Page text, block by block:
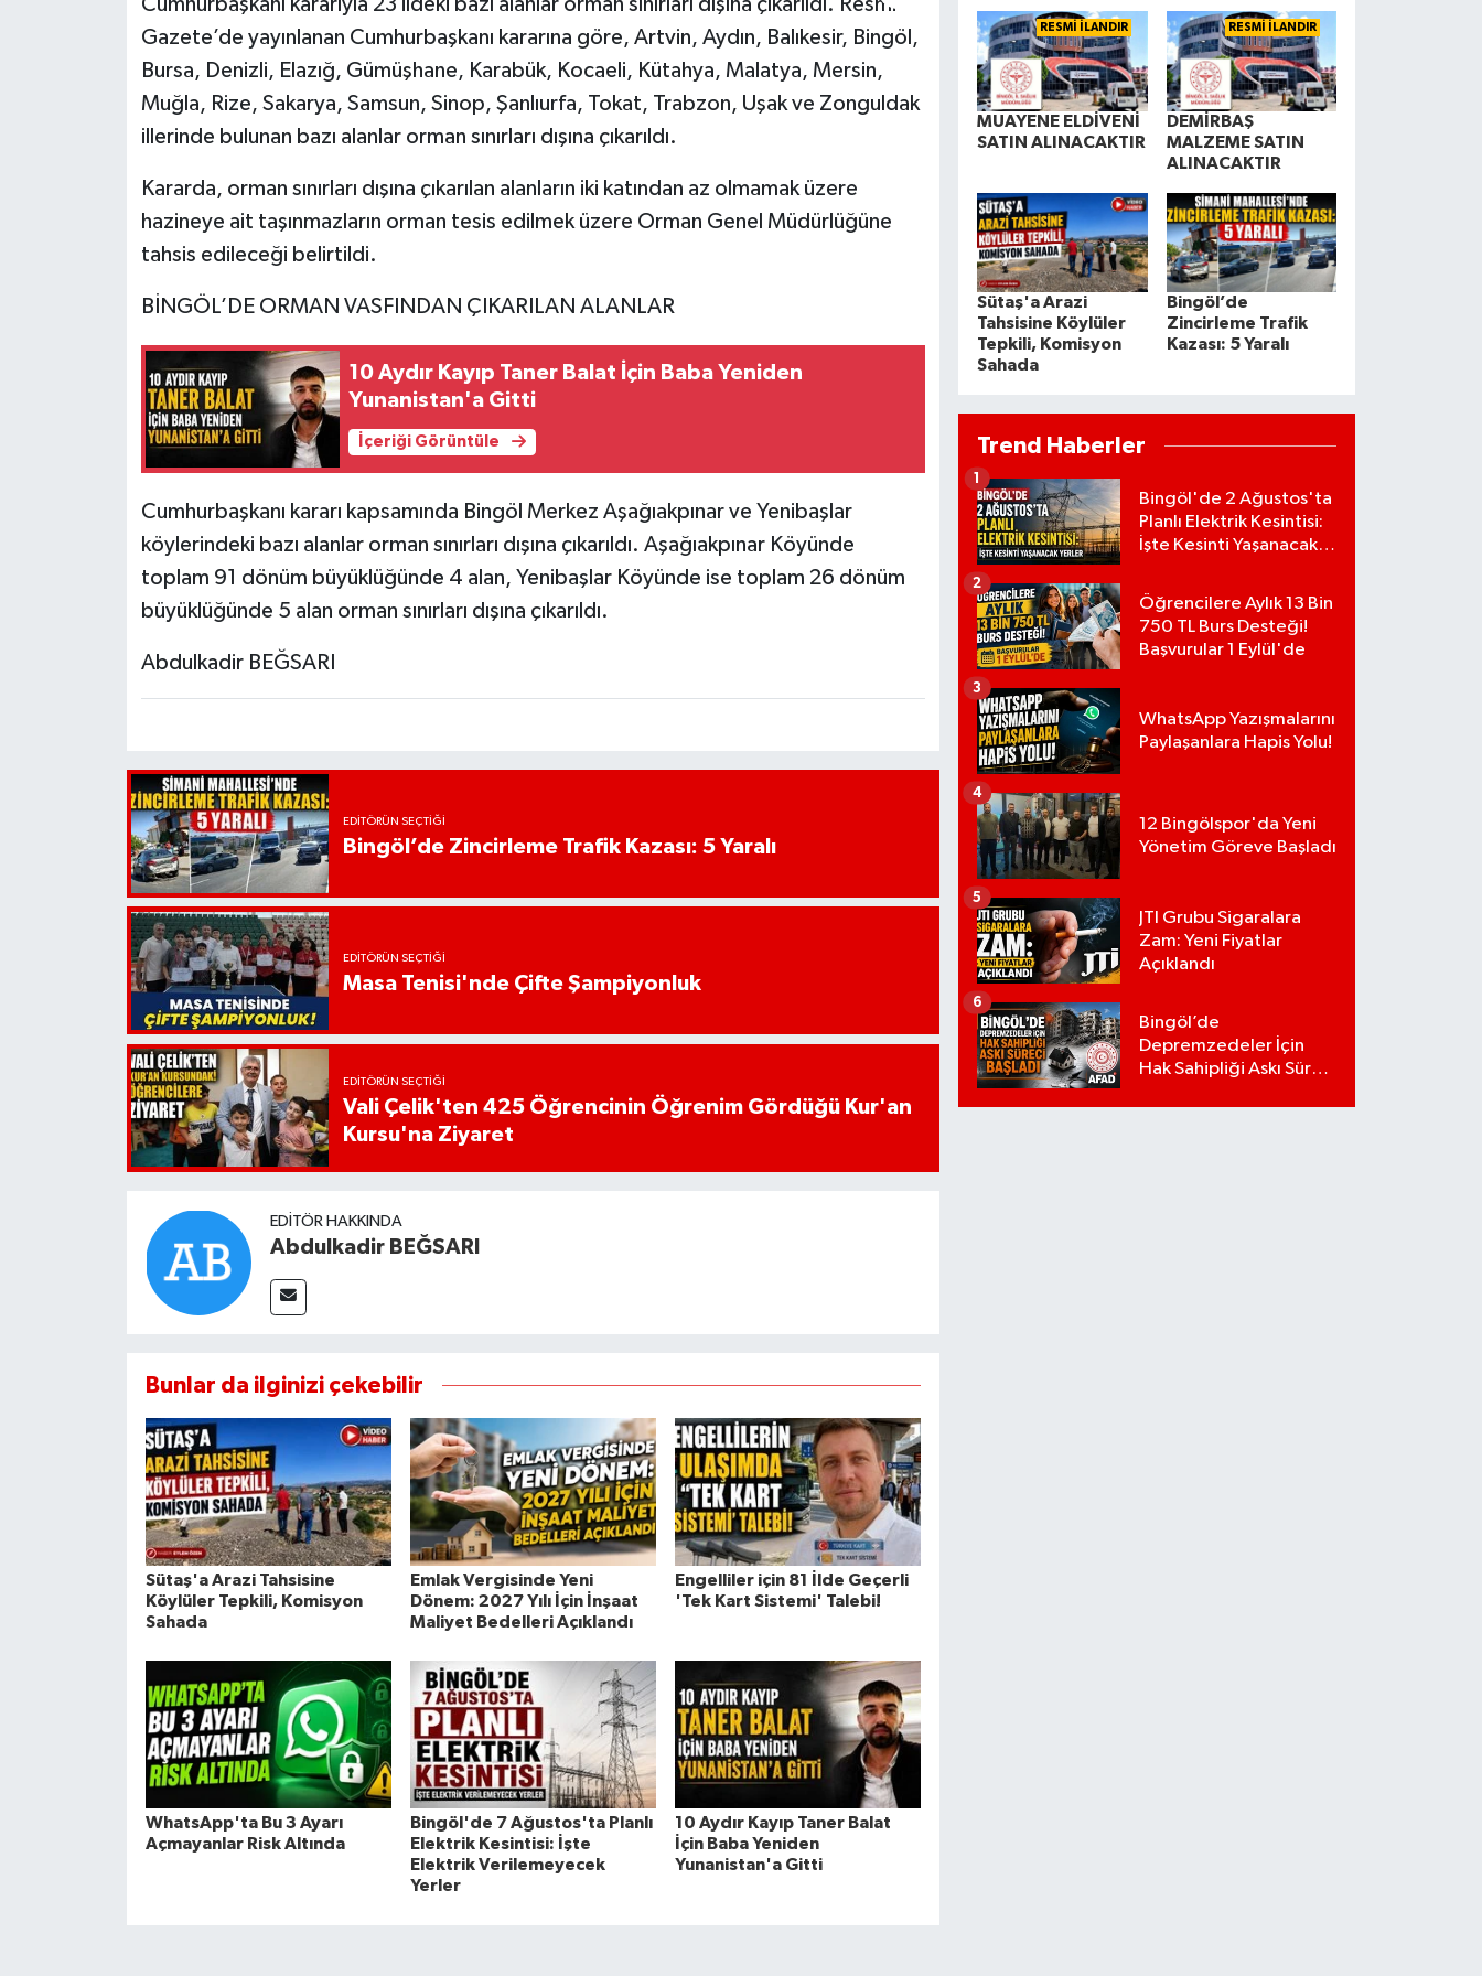
Cumhurbaşkanı kararıyla 23 ildeki bazı alanlar orman sınırları dışına çıkarıldı. Resmi
Gazete’de yayınlanan Cumhurbaşkanı kararına göre, Artvin, Aydın, Balıkesir, Bingöl,
Bursa, Denizli, Elazığ, Gümüşhane, Karabük, Kocaeli, Kütahya, Malatya, Mersin,
Muğla, Rize, Sakarya, Samsun, Sinop, Şanlıurfa, Tokat, Trabzon, Uşak ve Zonguldak
illerinde bulunan bazı alanlar orman sınırları dışına çıkarıldı.
Kararda, orman sınırları dışına çıkarılan alanların iki katından az olmamak üzere
hazineye ait taşınmazların orman tesis edilmek üzere Orman Genel Müdürlüğüne
tahsis edileceği belirtildi.
BİNGÖL’DE ORMAN VASFINDAN ÇIKARILAN ALANLAR
10 Aydır Kayıp Taner Balat İçin Baba Yeniden
Yunanistan'a Gitti
İçeriği Görüntüle
Cumhurbaşkanı kararı kapsamında Bingöl Merkez Aşağıakpınar ve Yenibaşlar
köylerindeki bazı alanlar orman sınırları dışına çıkarıldı. Aşağıakpınar Köyünde
toplam 91 dönüm büyüklüğünde 4 alan, Yenibaşlar Köyünde ise toplam 26 dönüm
büyüklüğünde 5 alan orman sınırları dışına çıkarıldı.
Abdulkadir BEĞSARI
EDITÖRÜN SEÇTIĞI
Bingöl’de Zincirleme Trafik Kazası: 5 Yaralı
EDITÖRÜN SEÇTIĞI
Masa Tenisi'nde Çifte Şampiyonluk
EDITÖRÜN SEÇTIĞI
Vali Çelik'ten 425 Öğrencinin Öğrenim Gördüğü Kur'an
Kursu'na Ziyaret
EDITÖR HAKKINDA
Abdulkadir BEĞSARI
Bunlar da ilginizi çekebilir
Sütaş'a Arazi Tahsisine
Köylüler Tepkili, Komisyon
Sahada
Emlak Vergisinde Yeni
Dönem: 2027 Yılı İçin İnşaat
Maliyet Bedelleri Açıklandı
Engelliler için 81 İlde Geçerli
'Tek Kart Sistemi' Talebi!
WhatsApp'ta Bu 3 Ayarı
Açmayanlar Risk Altında
Bingöl'de 7 Ağustos'ta Planlı
Elektrik Kesintisi: İşte
Elektrik Verilemeyecek
Yerler
10 Aydır Kayıp Taner Balat
İçin Baba Yeniden
Yunanistan'a Gitti
RESMİ İLANDIR
MUAYENE ELDİVENİ
SATIN ALINACAKTIR
RESMİ İLANDIR
DEMİRBAŞ
MALZEME SATIN
ALINACAKTIR
Sütaş'a Arazi
Tahsisine Köylüler
Tepkili, Komisyon
Sahada
Bingöl’de
Zincirleme Trafik
Kazası: 5 Yaralı
Trend Haberler
Bingöl'de 2 Ağustos'ta
Planlı Elektrik Kesintisi:
İşte Kesinti Yaşanacak
1
Öğrencilere Aylık 13 Bin
750 TL Burs Desteği!
Başvurular 1 Eylül'de
2
WhatsApp Yazışmalarını
Paylaşanlara Hapis Yolu!
3
12 Bingölspor'da Yeni
Yönetim Göreve Başladı
4
JTI Grubu Sigaralara
Zam: Yeni Fiyatlar
Açıklandı
5
Bingöl’de
Depremzedeler İçin
Hak Sahipliği Askı Süreci
6
YAYLADERE